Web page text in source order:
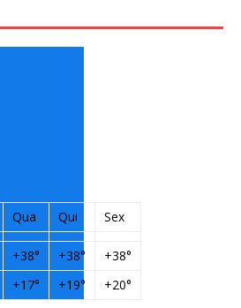
r
e
t l e
Qua Qui Sex
+38° +38° +38°
+17° +19° +20°